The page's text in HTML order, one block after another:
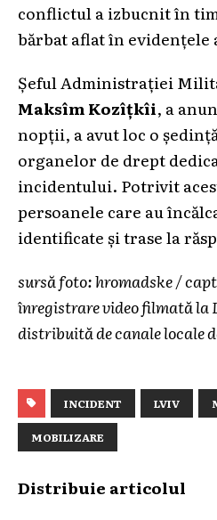
conflictul a izbucnit în
bărbat aflat în
Șeful Administrației
Maksîm Kozîțkîi, a
nopții, a avut loc o
organelor de drept
incidentului. Potrivit
persoanele care au
identificate și trase la
sursă foto: hromadske /
înregistrare video filmată la
distribuită de canale locale
INCIDENT LVIV
MOBILIZARE
Distribuie articolul